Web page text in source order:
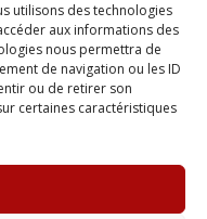
utilisons des technologies
aux informations des
nous permettra de
de navigation ou les ID
ou de retirer son
certaines caractéristiques